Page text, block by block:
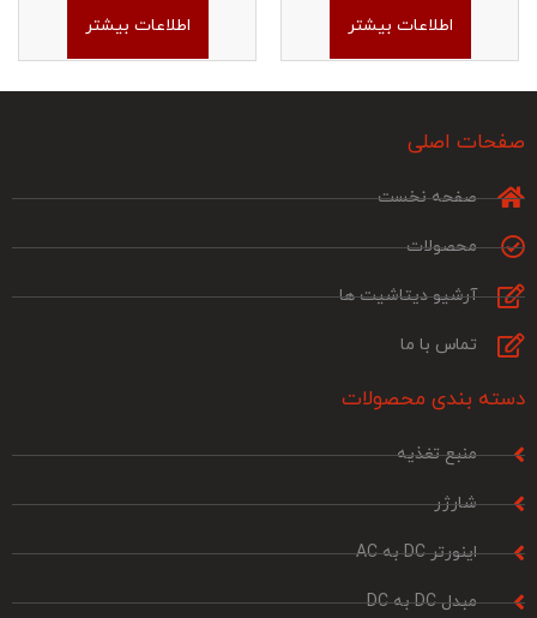
اطلاعات بیشتر اطلاعات بیشتر
صفحات اصلی
صفحه نخست
محصولات
آرشیو دیتاشیت ها
تماس با ما
دسته بندی محصولات
منبع تغذیه
شارژر
اینورتر DC به AC
مبدل DC به DC